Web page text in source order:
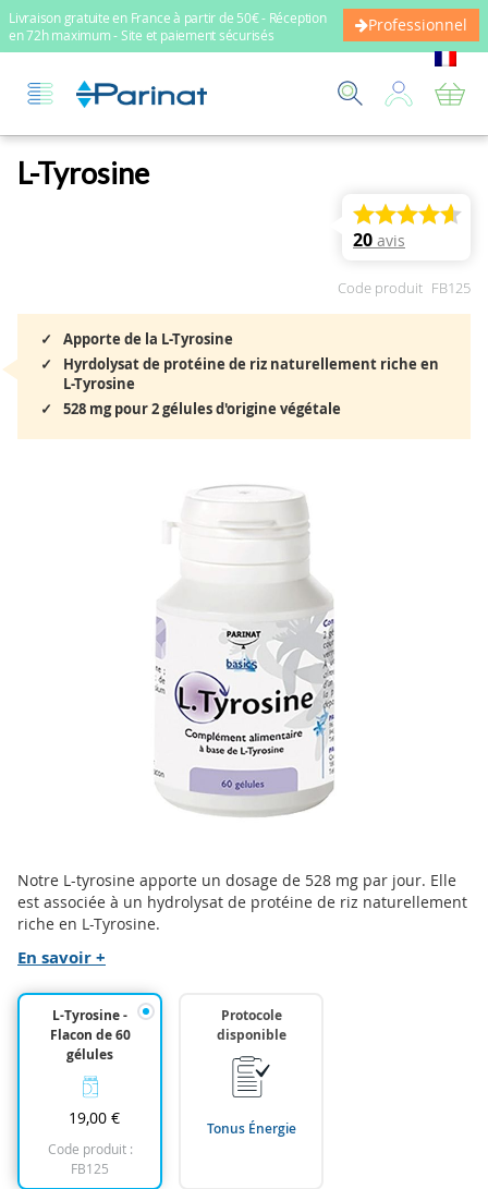
Livraison gratuite en France à partir de 50€ - Réception
en 72h maximum - Site et paiement sécurisés
Professionnel
L-Tyrosine
20 avis
Code produit FB125
Apporte de la L-Tyrosine
Hyrdolysat de protéine de riz naturellement riche en
L-Tyrosine
528 mg pour 2 gélules d'origine végétale
Skip
to
the
of
the
images
gallery
Notre L-tyrosine apporte un dosage de 528 mg par jour. Elle
est associée à un hydrolysat de protéine de riz naturellement
riche en L-Tyrosine.
En savoir +
L-Tyrosine -
Flacon de 60
gélules
19,00 €
Code produit :
FB125
Protocole
disponible
Tonus Énergie